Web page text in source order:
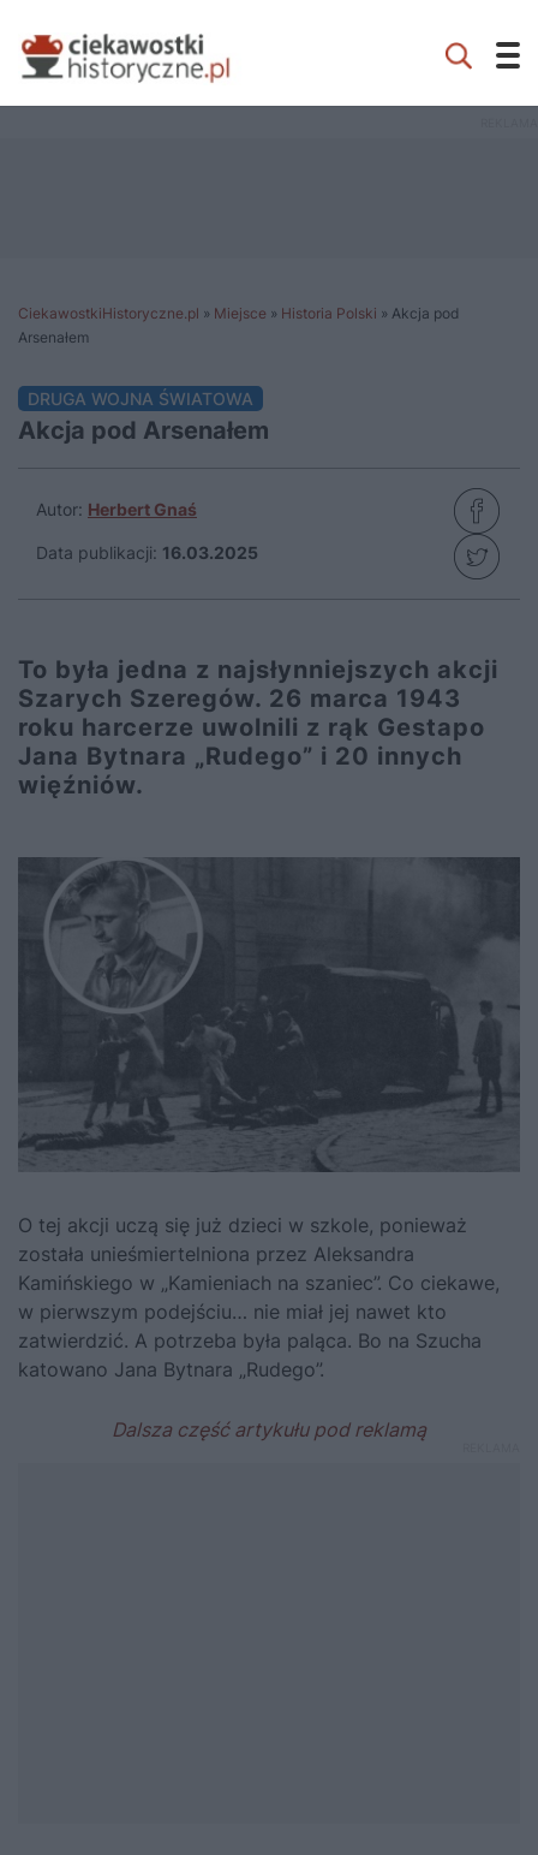
CiekawostkiHistoryczne.pl » Miejsce » Historia Polski » Akcja pod
Arsenałem
DRUGA WOJNA ŚWIATOWA
Akcja pod Arsenałem
Autor: Herbert Gnaś
Data publikacji: 16.03.2025
To była jedna z najsłynniejszych akcji
Szarych Szeregów. 26 marca 1943
roku harcerze uwolnili z rąk Gestapo
Jana Bytnara „Rudego” i 20 innych
więźniów.
O tej akcji uczą się już dzieci w szkole, ponieważ
została unieśmiertelniona przez Aleksandra
Kamińskiego w „Kamieniach na szaniec”. Co ciekawe,
w pierwszym podejściu… nie miał jej nawet kto
zatwierdzić. A potrzeba była paląca. Bo na Szucha
katowano Jana Bytnara „Rudego”.